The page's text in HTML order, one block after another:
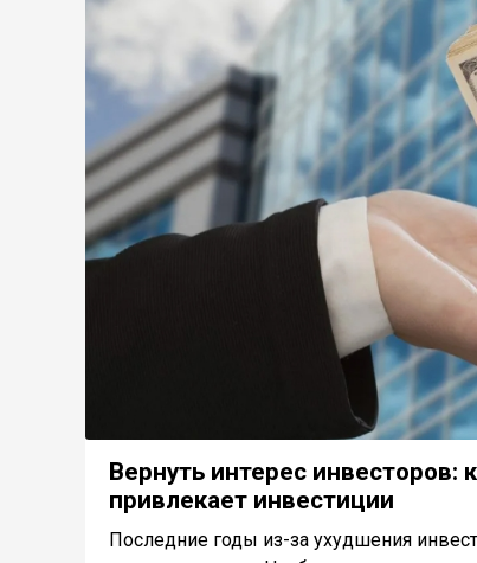
Вернуть интерес
привлекает инвестиции
Последние годы из-за ухудшения